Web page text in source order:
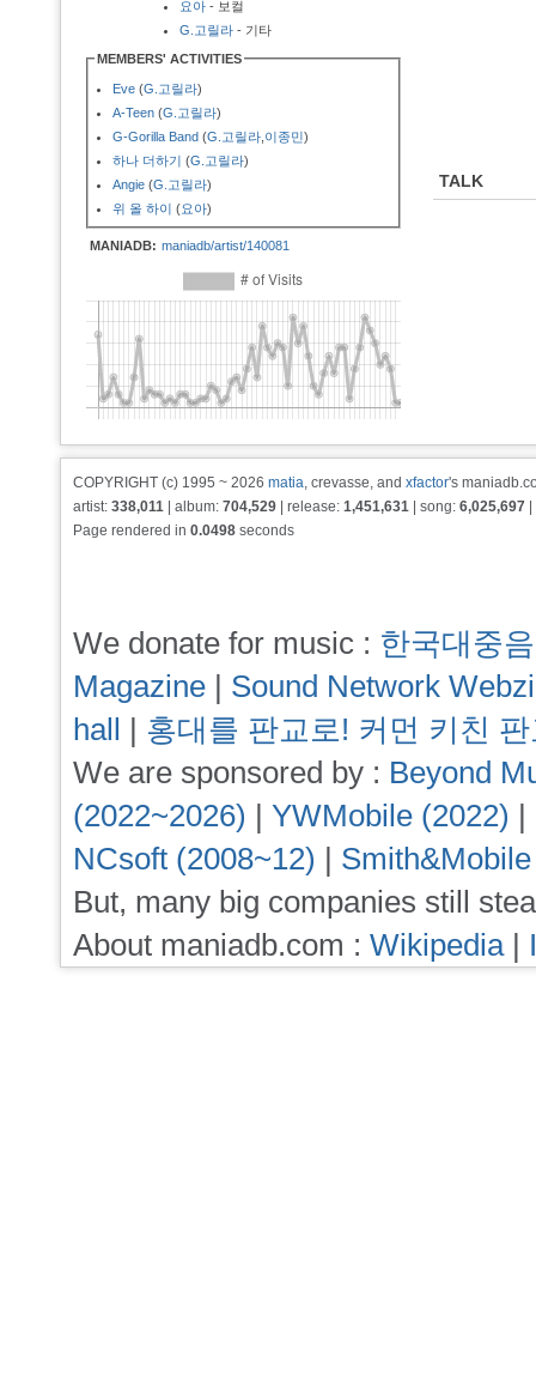
요아 - 보컬
G.고릴라 - 기타
MEMBERS' ACTIVITIES
Eve (G.고릴라)
A-Teen (G.고릴라)
G-Gorilla Band (G.고릴라 이종민)
하나 더하기 (G.고릴라)
Angie (G.고릴라)
위 올 하이 (요아)
MANIADB: maniadb/artist/140081
TALK
COPYRIGHT (c) 1995 ~ 2026 matia, crevasse, and xfactor's
artist: 338,011 | album: 704,529 | release: 1,451,631 | song: 6,025,697
Page rendered in 0.0498 seconds
We donate for music : 한국대중
Magazine | Sound Network
hall | 홍대를 판교로! 커먼 키친
We are sponsored by : Beyond
(2022~2026) | YWMobile (2022) |
NCsoft (2008~12) |
But, many big companies still
About maniadb.com : Wikipedia|